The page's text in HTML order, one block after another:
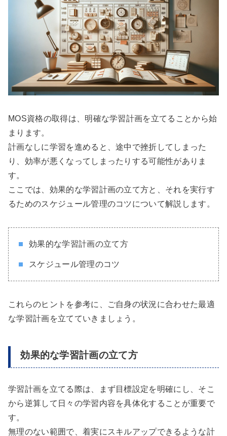
MOS資格の取得は、明確な学習計画を立てることから始
まります。
計画なしに学習を進めると、途中で挫折してしまった
り、効率が悪くなってしまったりする可能性がありま
す。
ここでは、効果的な学習計画の立て方と、それを実行す
るためのスケジュール管理のコツについて解説します。
効果的な学習計画の立て方
スケジュール管理のコツ
これらのヒントを参考に、ご自身の状況に合わせた最適
な学習計画を立てていきましょう。
効果的な学習計画の立て方
学習計画を立てる際は、まず目標設定を明確にし、そこ
から逆算して日々の学習内容を具体化することが重要で
す。
無理のない範囲で、着実にスキルアップできるような計